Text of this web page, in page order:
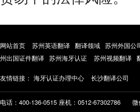
网站首页 苏州英语翻译 翻译领域 苏州外国公
州出国证件翻译 苏州海牙认证 苏州视频翻译
友情链接： 海牙认证办理中心 长沙翻译公司
电话：400-136-0515 座机：0512-67302786 微